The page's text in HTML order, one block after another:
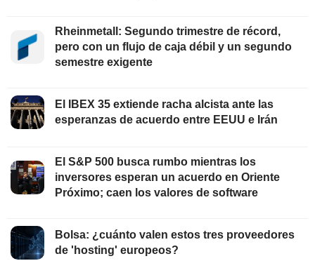
Rheinmetall: Segundo trimestre de récord,
pero con un flujo de caja débil y un segundo
semestre exigente
El IBEX 35 extiende racha alcista ante las
esperanzas de acuerdo entre EEUU e Irán
El S&P 500 busca rumbo mientras los
inversores esperan un acuerdo en Oriente
Próximo; caen los valores de software
Bolsa: ¿cuánto valen estos tres proveedores
de 'hosting' europeos?